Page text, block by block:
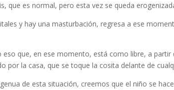
que es normal, pero esta vez se queda
y hay una masturbación, regresa a ese
eso que, en ese momento, está como libre, a
por la casa, que se toque la cosita delante de
de esta situación, creemos que el niño se